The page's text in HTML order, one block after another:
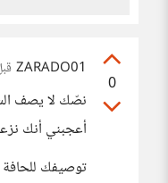
0
ZARADO01 قبل 7
نصّك لا يصف
أعجبني أنك
توصيفك للحافة